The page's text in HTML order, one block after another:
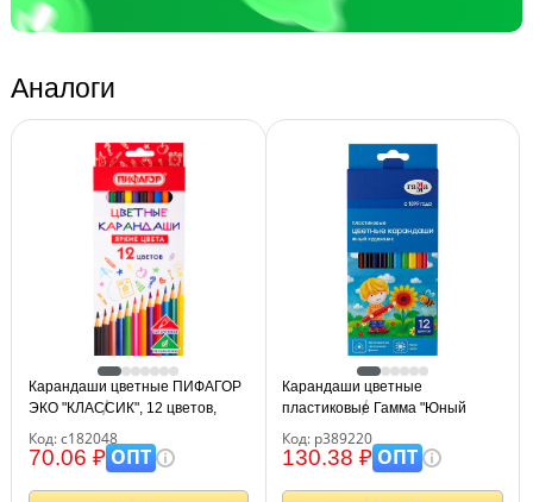
Аналоги
Карандаши цветные ПИФАГОР
ЭКО "КЛАССИК", 12 цветов,
Код: с182048
70.06 ₽ОПТ
Карандаши цветные
пластиковые Гамма "Юный
картон. упаковка, европодвес
Код: р389220
130.38 ₽ОПТ